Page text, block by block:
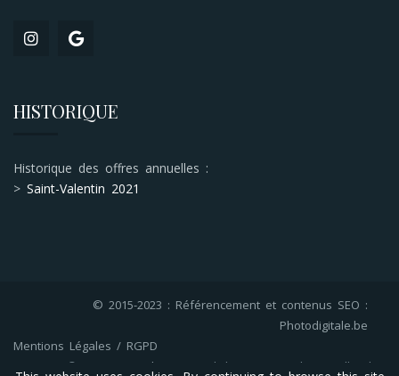
HISTORIQUE
Historique des offres annuelles :
> Saint-Valentin 2021
© 2015-2023 : Référencement et contenus SEO :
Photodigitale.be
Mentions Légales / RGPD
© 2023
CantoThemes (webdesign / template) - All rights